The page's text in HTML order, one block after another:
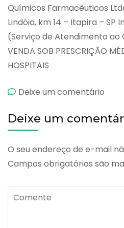
Químicos Farmacêuticos
Lindóia, km 14 – Itapira – SP
(Serviço de Atendimento ao
VENDA SOB PRESCRIÇÃO
HOSPITAIS
Deixe um comentário
Deixe um
O seu endereço de e-mail
Campos obrigatórios são
Comente